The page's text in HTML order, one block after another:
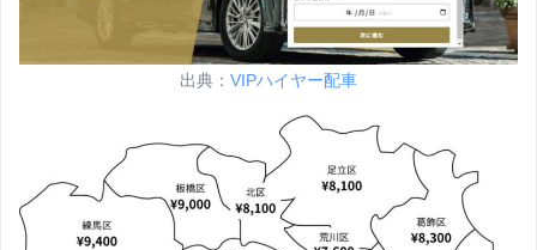
出典： VIPハイヤー配車